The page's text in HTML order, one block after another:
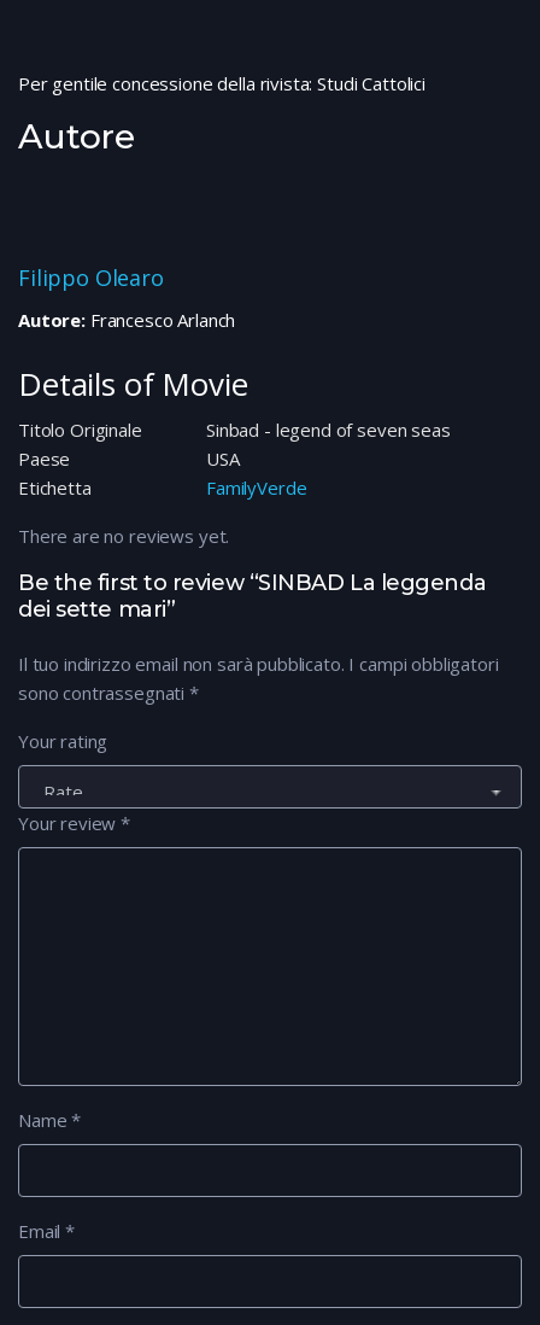
Per gentile concessione della rivista: Studi Cattolici
Autore
Filippo Olearo
Autore:Francesco Arlanch
Details of Movie
Titolo Originale
Sinbad - legend of seven seas
Paese
USA
Etichetta
FamilyVerde
Be the first to review “SINBAD La leggenda
dei sette mari”
Il tuo indirizzo email non sarà pubblicato. I campi obbligatori
sono contrassegnati *
Your rating
Your review*
Name*
Email*
There are no reviews yet.